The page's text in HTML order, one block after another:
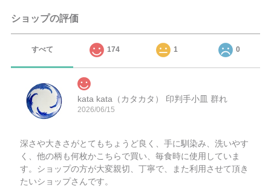
ショップの評価
すべて 174 1 0
kata kata（カタカタ） 印判手小皿 群れ
2026/06/15
深さや大きさがとてもちょうど良く、手に馴染み、洗いやす
く、他の柄も何枚かこちらで買い、毎食時に使用していま
す。ショップの方が大変親切、丁寧で、また利用させて頂き
たいショップさんです。